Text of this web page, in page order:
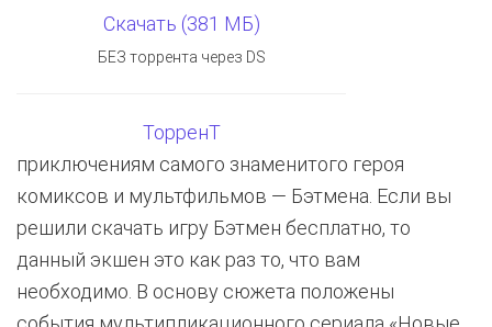
Скачать (381 МБ)
БЕЗ торрента через DS
ТорренТ
приключениям самого знаменитого героя
комиксов и мультфильмов — Бэтмена. Если вы
решили скачать игру Бэтмен бесплатно, то
данный экшен это как раз то, что вам
необходимо. В основу сюжета положены